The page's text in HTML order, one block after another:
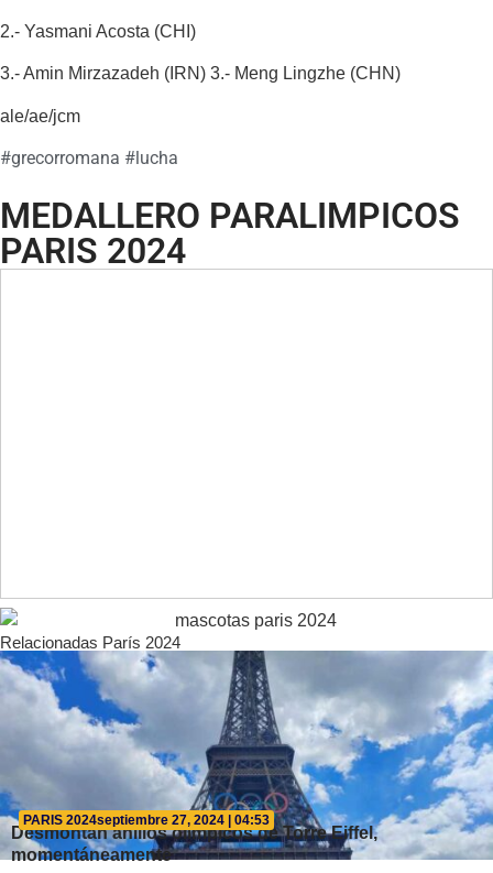
2.- Yasmani Acosta (CHI)
3.- Amin Mirzazadeh (IRN) 3.- Meng Lingzhe (CHN)
ale/ae/jcm
#grecorromana # lucha
MEDALLERO PARALIMPICOS
PARIS 2024
Relacionadas París 2024
PARIS 2024septiembre 27, 2024 | 04:53
Desmontan anillos olímpicos de Torre Eiffel,
momentáneamente